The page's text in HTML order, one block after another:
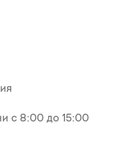
с 8:00 до 15:00